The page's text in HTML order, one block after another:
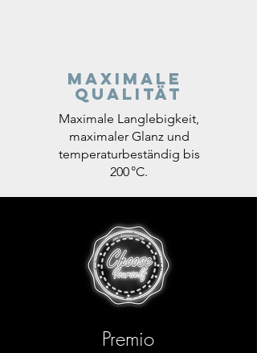
Maximale
Qualität
Maximale Langlebigkeit,
maximaler Glanz und
temperaturbeständig bis
200 °C.
Premio